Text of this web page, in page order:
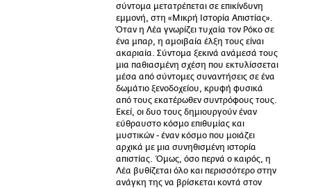
σύντομα μετατρέπεται σε επικίνδυνη
εμμονή, στη «Μικρή Ιστορία Απιστίας».
Όταν η Λέα γνωρίζει τυχαία τον Ρόκο σε
ένα μπαρ, η αμοιβαία έλξη τους είναι
ακαριαία. Σύντομα ξεκινά ανάμεσά τους
μια παθιασμένη σχέση που εκτυλίσσεται
μέσα από σύντομες συναντήσεις σε ένα
δωμάτιο ξενοδοχείου, κρυφή φυσικά
από τους εκατέρωθεν συντρόφους τους.
Εκεί, οι δυο τους δημιουργούν έναν
εύθραυστο κόσμο επιθυμίας και
μυστικών - έναν κόσμο που μοιάζει
αρχικά με μια συνηθισμένη ιστορία
απιστίας. Όμως, όσο περνά ο καιρός, η
Λέα βυθίζεται όλο και περισσότερο στην
ανάγκη της να βρίσκεται κοντά στον